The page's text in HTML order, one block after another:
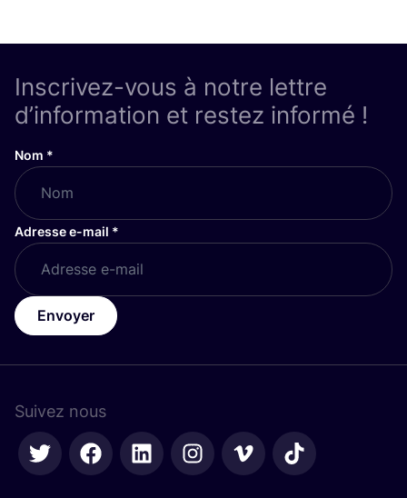
Inscrivez-vous à notre lettre
d’information et restez informé !
Nom *
Adresse e-mail *
Envoyer
Suivez nous